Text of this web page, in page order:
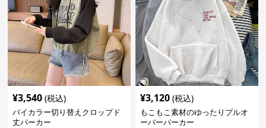
¥3,540 (税込)
バイカラー切り替えクロップド
丈パーカー
¥3,120 (税込)
もこもこ素材のゆったりプルオ
ーバーパーカー